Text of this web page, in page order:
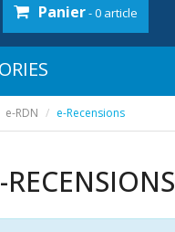
Panier- 0 article
e-RDN e-Recensions
-RECENSIONS